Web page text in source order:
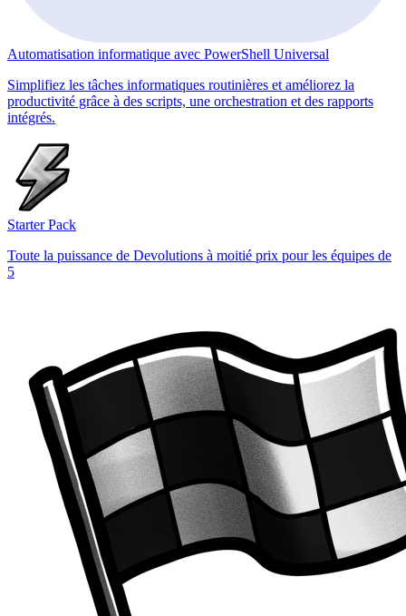
Automatisation informatique avec PowerShell Universal
Simplifiez les tâches informatiques routinières et améliorez la
productivité grâce à des scripts, une orchestration et des rapports
intégrés.
Starter Pack
Toute la puissance de Devolutions à moitié prix pour les équipes de
5